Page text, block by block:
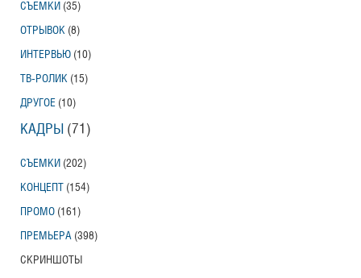
СЪЕМКИ (35)
ОТРЫВОК (8)
ИНТЕРВЬЮ (10)
ТВ-РОЛИК (15)
ДРУГОЕ (10)
КАДРЫ (71)
СЪЕМКИ (202)
КОНЦЕПТ (154)
ПРОМО (161)
ПРЕМЬЕРА (398)
СКРИНШОТЫ